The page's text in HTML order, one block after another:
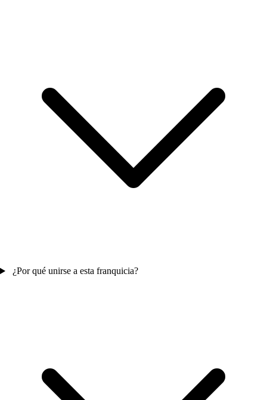
¿Por qué unirse a esta franquicia?